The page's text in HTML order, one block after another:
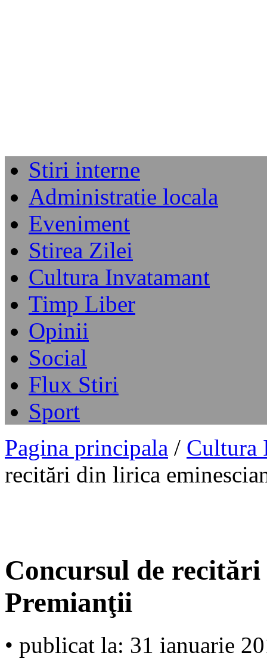
Stiri interne
Administratie locala
Eveniment
Stirea Zilei
Cultura Invatamant
Timp Liber
Opinii
Social
Flux Stiri
Sport
Pagina principala / Cultura
recitări din lirica
Concursul de
Premianţii
• publicat la: 31 ianuarie